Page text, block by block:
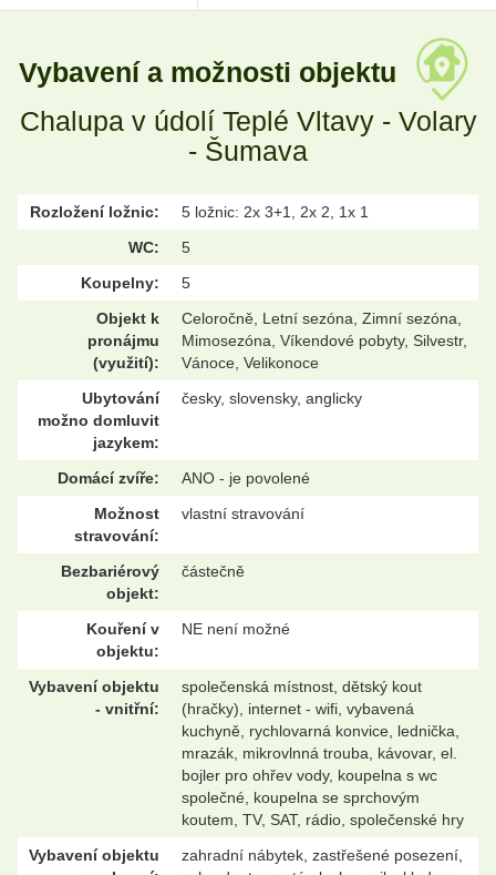
Vybavení a možnosti objektu
Chalupa v údolí Teplé Vltavy - Volary
- Šumava
Rozložení ložnic:
5 ložnic: 2x 3+1, 2x 2, 1x 1
WC:
5
Koupelny:
5
Objekt k
pronájmu
(využití):
Celoročně, Letní sezóna, Zimní sezóna,
Mimosezóna, Víkendové pobyty, Silvestr,
Vánoce, Velikonoce
Ubytování
možno domluvit
jazykem:
česky, slovensky, anglicky
Domácí zvíře:
ANO - je povolené
Možnost
stravování:
vlastní stravování
Bezbariérový
objekt:
částečně
Kouření v
objektu:
NE není možné
Vybavení objektu
- vnitřní:
společenská místnost, dětský kout
(hračky), internet - wifi, vybavená
kuchyně, rychlovarná konvice, lednička,
mrazák, mikrovlnná trouba, kávovar, el.
bojler pro ohřev vody, koupelna s wc
společné, koupelna se sprchovým
koutem, TV, SAT, rádio, společenské hry
Vybavení objektu
zahradní nábytek, zastřešené posezení,